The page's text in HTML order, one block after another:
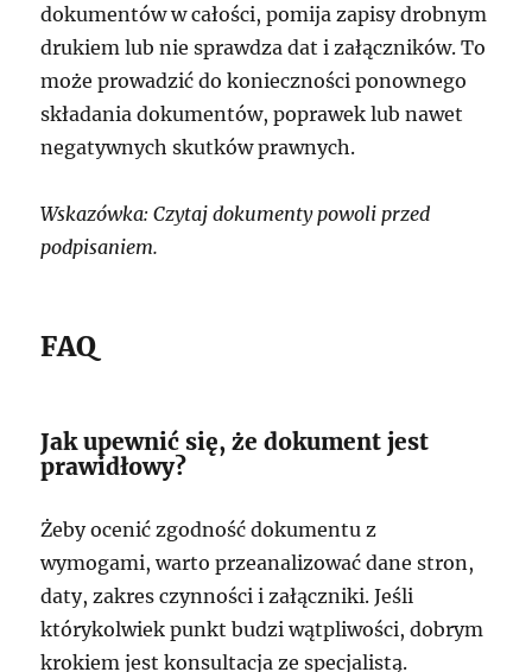
dokumentów w całości, pomija zapisy drobnym
drukiem lub nie sprawdza dat i załączników. To
może prowadzić do konieczności ponownego
składania dokumentów, poprawek lub nawet
negatywnych skutków prawnych.
Wskazówka: Czytaj dokumenty powoli przed
podpisaniem.
FAQ
Jak upewnić się, że dokument jest
prawidłowy?
Żeby ocenić zgodność dokumentu z
wymogami, warto przeanalizować dane stron,
daty, zakres czynności i załączniki. Jeśli
którykolwiek punkt budzi wątpliwości, dobrym
krokiem jest konsultacja ze specjalistą.